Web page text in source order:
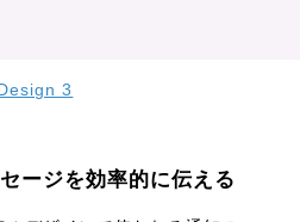
3
ージを効率的に伝える